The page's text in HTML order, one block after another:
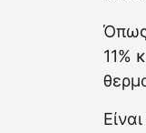
Όπως
11%